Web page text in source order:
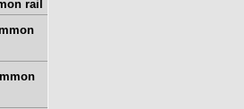
rail